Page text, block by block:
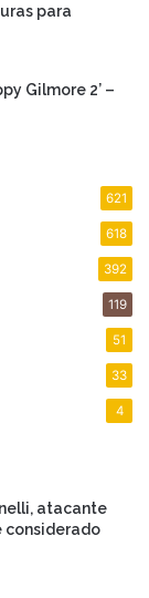
para
Gilmore 2’ –
621
618
392
119
51
33
4
atacante
considerado